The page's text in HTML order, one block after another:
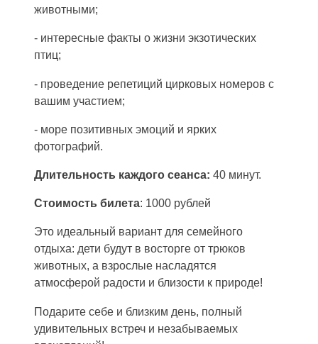
животными;
- интересные факты о жизни экзотических
птиц;
- проведение репетиций цирковых номеров с
вашим участием;
- море позитивных эмоций и ярких
фотографий.
Длительность каждого сеанса: 40 минут.
Стоимость билета: 1000 рублей
Это идеальный вариант для семейного
отдыха: дети будут в восторге от трюков
животных, а взрослые насладятся
атмосферой радости и близости к природе!
Подарите себе и близким день, полный
удивительных встреч и незабываемых